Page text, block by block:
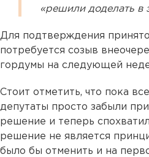
«решили доделать в
Для подтверждения
потребуется созыв
гордумы на следующей
Стоит отметить, что пока
депутаты просто забыли
решение и теперь
решение не является
было бы отменить и на